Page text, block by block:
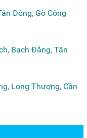
Đông, Gò Công
Bạch Đằng, Tân
Long Thượng, Cần